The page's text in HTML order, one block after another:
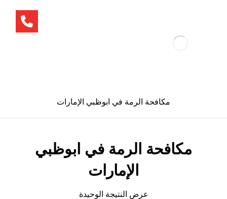
مكافحة الرمة في ابوظبي الإمارات
مكافحة الرمة في ابوظبي
الإمارات
عرض النتيجة الوحيدة